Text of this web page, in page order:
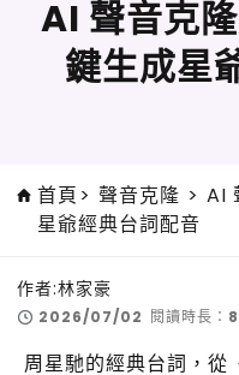
AI 聲音克
鍵生成星
首頁> 聲音克隆 > AI
星爺經典台詞配音
作者:林家豪
2026/07/02 閱讀時長：
周星馳的經典台詞，從